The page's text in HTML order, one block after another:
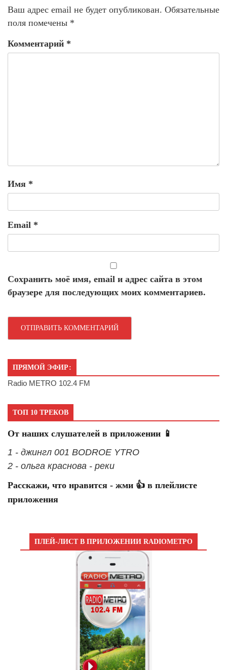
Ваш адрес email не будет опубликован. Обязательные
поля помечены *
Комментарий *
Имя *
Email *
Сохранить моё имя, email и адрес сайта в этом
браузере для последующих моих комментариев.
ПРЯМОЙ ЭФИР:
Radio METRO 102.4 FM
ТОП 10 ТРЕКОВ
От наших слушателей в приложении 📱
1 - джингл 001 BODROE YTRO
2 - ольга краснова - реки
Расскажи, что нравится - жми 👍 в плейлисте
приложения
ПЛЕЙ-ЛИСТ В ПРИЛОЖЕНИИ RADIOМЕТРО